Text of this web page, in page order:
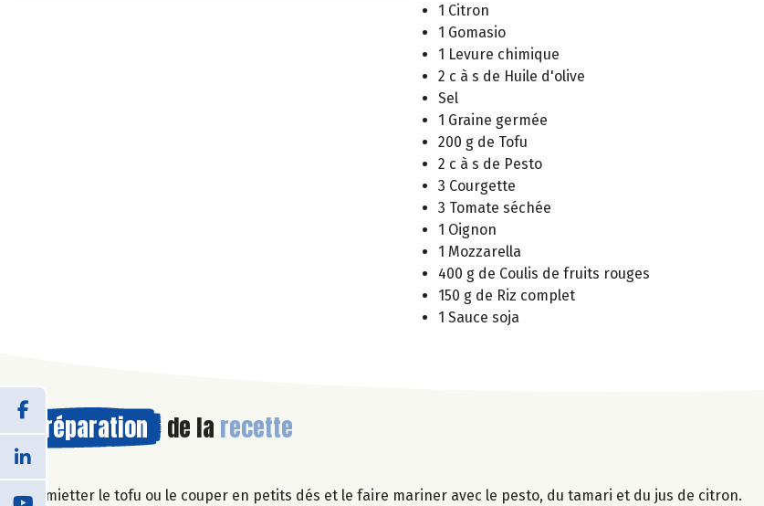
1 Citron
1 Gomasio
1 Levure chimique
2 c à s de Huile d'olive
Sel
1 Graine germée
200 g de Tofu
2 c à s de Pesto
3 Courgette
3 Tomate séchée
1 Oignon
1 Mozzarella
400 g de Coulis de fruits rouges
150 g de Riz complet
1 Sauce soja
Préparation de la recette
Emietter le tofu ou le couper en petits dés et le faire mariner avec le pesto, du tamari et du jus de citron.